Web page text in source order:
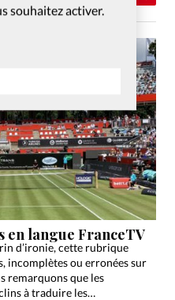
souhaitez activer.
en langue FranceTV
d’ironie, cette rubrique
incomplètes ou erronées sur
remarquons que les
à traduire les